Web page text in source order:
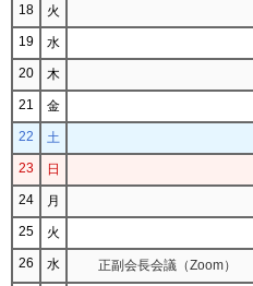
18
火
19
水
20
木
21
金
22
土
23
日
24
月
25
火
26
水 正副会長会議（Zoom）